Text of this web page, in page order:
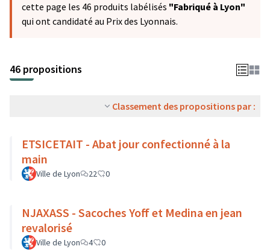
cette page les 46 produits labélisés "Fabriqué à Lyon"
qui ont candidaté au Prix des Lyonnais.
46 propositions
Classement des propositions par :
ETSICETAIT - Abat jour confectionné à la
main
Ville de Lyon 22 0
NJAXASS - Sacoches Yoff et Medina en jean
revalorisé
Ville de Lyon 4 0